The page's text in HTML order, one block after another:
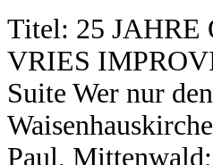
Titel: 25
VRIES
Suite Wer nur
Paul,